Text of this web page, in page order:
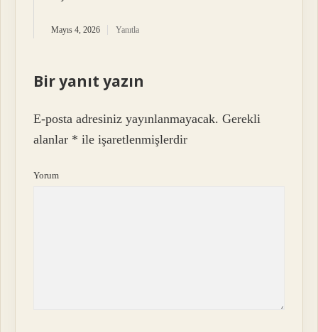
Mayıs 4, 2026 Yanıtla
Bir yanıt yazın
E-posta adresiniz yayınlanmayacak. Gerekli
alanlar * ile işaretlenmişlerdir
Yorum